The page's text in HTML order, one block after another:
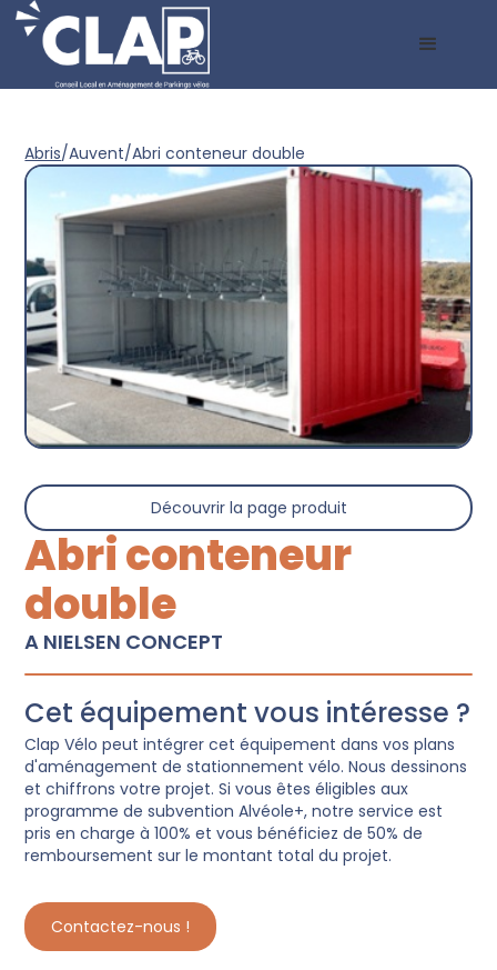
Abris/Auvent/Abri conteneur double
Découvrir la page produit
Abri conteneur
double
A NIELSEN CONCEPT
Cet équipement vous intéresse ?
Clap Vélo peut intégrer cet équipement dans vos plans
d'aménagement de stationnement vélo. Nous dessinons
et chiffrons votre projet. Si vous êtes éligibles aux
programme de subvention Alvéole+, notre service est
pris en charge à 100% et vous bénéficiez de 50% de
remboursement sur le montant total du projet.
Contactez-nous !